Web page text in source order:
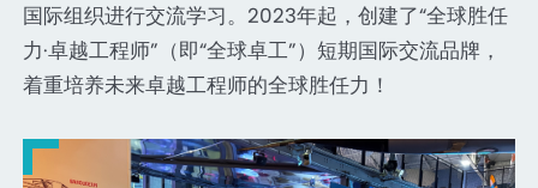
国际组织进行交流学习。2023年起，创建了“全球胜任
力·卓越工程师”（即“全球卓工”）短期国际交流品牌，
着重培养未来卓越工程师的全球胜任力！